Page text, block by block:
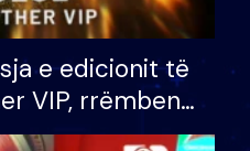
e edicionit të
VIP, rrëmben
100 mijë eurosh